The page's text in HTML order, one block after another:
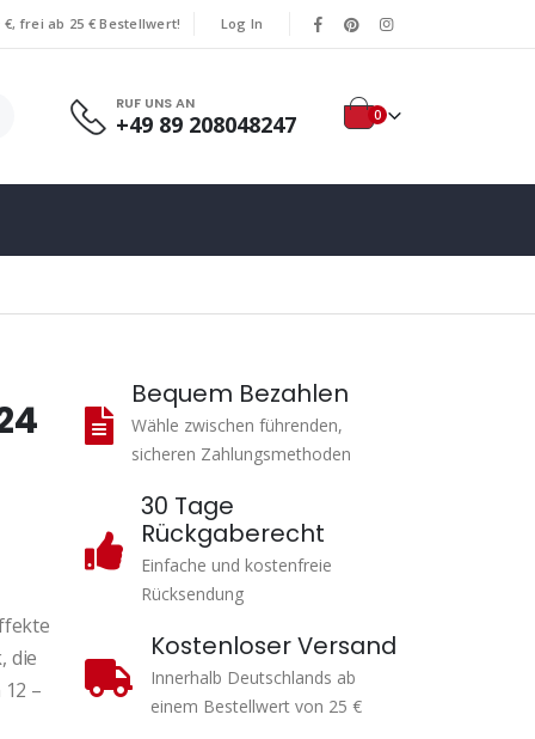
frei ab 25 € Bestellwert! Log In
RUF UNS AN
‪+49 89 208048247‬ 0
die
–
Bequem Bezahlen
Wähle zwischen führenden,
sicheren Zahlungsmethoden
30 Tage
Rückgaberecht
Einfache und kostenfreie
Rücksendung
Kostenloser Versand
Innerhalb Deutschlands ab
einem Bestellwert von 25 €